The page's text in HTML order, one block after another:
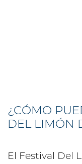
¿CÓMO
DEL LIMÓN
El Festival Del